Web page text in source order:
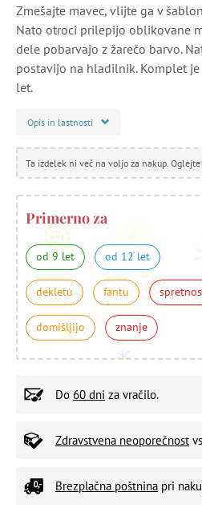
Zmešajte mavec, vlijte ga v
Nato otroci prilepijo oblikovane
dele pobarvajo z žarečo barvo.
postavijo na hladilnik. Komplet
let.
Opis in lastnosti
Ta izdelek ni več na voljo za nakup.
Primerno za
od 9 let od 12 let
dekletu fantu
domišljijo znanje
Do 60 dni za vračilo.
Zdravstvena neoporečnost
Brezplačna poštnina pri